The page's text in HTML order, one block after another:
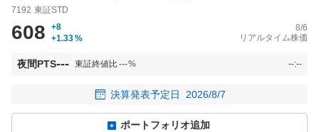
7192 東証STD
608
+8
+1.33%
8/6
リアルタイム株価
夜間PTS--- 東証終値比---% --:--
決算発表予定日 2026/8/7
ポートフォリオ追加